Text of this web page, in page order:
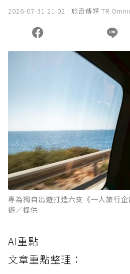
2026-07-31 21:02 旅奇傳媒 TR
專為獨自出遊打造六支《一人旅行
遊／提供
AI重點
文章重點整理：